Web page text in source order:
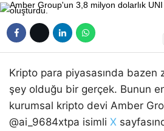
Kripto para piyasasında bazen
şey olduğu bir gerçek. Bunun
kurumsal kripto devi Amber
@ai_9684xtpa isimli X